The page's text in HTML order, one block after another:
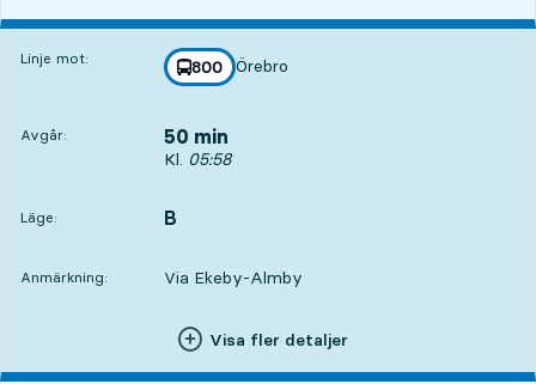
Linje mot: linje
800
mot
Örebro
,
Avgår: 50 min
Avgår, Kl. 05:58, om 50 min
Kl. 05:58
Läge:
LÄGE, B
,
Anmärkning: Via Ekeby-Almby
Visa fler detaljer